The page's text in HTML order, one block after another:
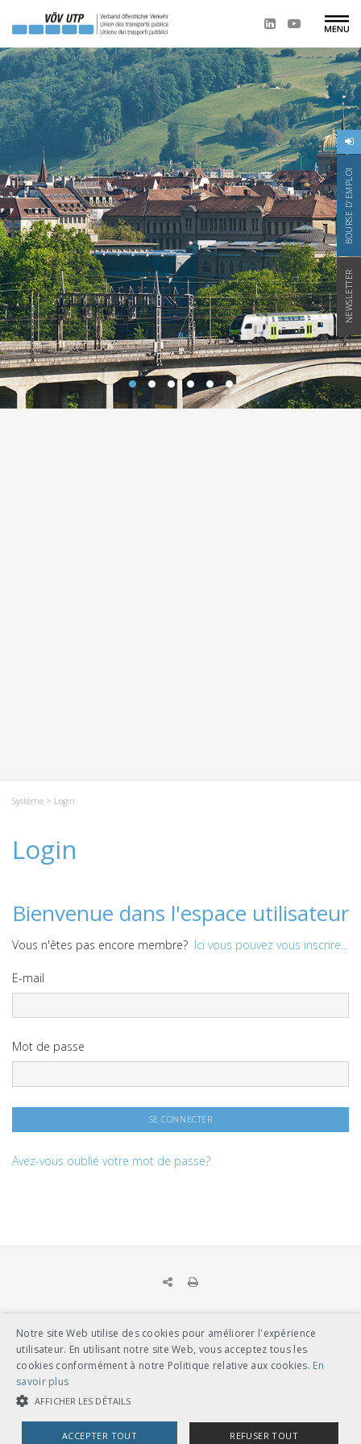
BOURSE D'EMPLOI
NEWSLETTER
Système > Login
Login
Bienvenue dans l'espace utilisateur
Vous n'êtes pas encore membre? Ici vous pouvez vous inscrire...
E-mail
Mot de passe
Avez-vous oublié votre mot de passe?
UNION DES TRANSPORTS PUBLICS
Dählhölzliweg 12
Tél. en contact direct avec l’équipe de l’UTP
info@utp.ch
Plan d'accès
Notre site Web utilise des cookies pour améliorer l'expérience
utilisateur. En utilisant notre site Web, vous acceptez tous les
cookies conformément à notre Politique relative aux cookies. En
savoir plus
AFFICHER LES DÉTAILS
ACCEPTER TOUT REFUSER TOUT